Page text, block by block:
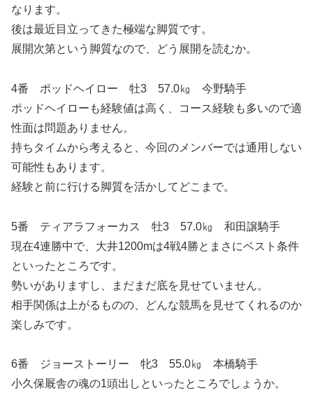
なります。
後は最近目立ってきた極端な脚質です。
展開次第という脚質なので、どう展開を読むか。
4番 ポッドヘイロー 牡3 57.0㎏ 今野騎手
ポッドヘイローも経験値は高く、コース経験も多いので適
性面は問題ありません。
持ちタイムから考えると、今回のメンバーでは通用しない
可能性もあります。
経験と前に行ける脚質を活かしてどこまで。
5番 ティアラフォーカス 牡3 57.0㎏ 和田譲騎手
現在4連勝中で、大井1200mは4戦4勝とまさにベスト条件
といったところです。
勢いがありますし、まだまだ底を見せていません。
相手関係は上がるものの、どんな競馬を見せてくれるのか
楽しみです。
6番 ジョーストーリー 牝3 55.0㎏ 本橋騎手
小久保厩舎の魂の1頭出しといったところでしょうか。